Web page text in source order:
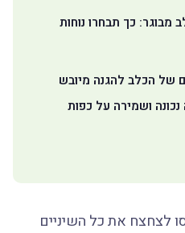
מבוגר: כך תבחרו נוחות
של הכלב להגנה מיובש
ושמירה על כפות
לצחצח את כל השיניים